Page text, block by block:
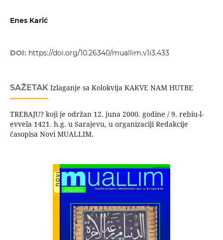
Enes Karić
DOI: https://doi.org/10.26340/muallim.v1i3.433
SAŽETAKIzlaganje sa Kolokvija KAKVE NAM HUTBE
TREBAJU? koji je održan 12. juna 2000. godine / 9. rebiu-l-
evvela 1421. h.g. u Sarajevu, u organizaciji Redakcije
časopisa Novi MUALLIM.